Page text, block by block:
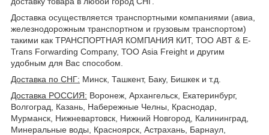
Доставка осуществляется транспортными компаниями (авиа,
железнодорожным транспортном и грузовым транспортом)
такими как ТРАНСПОРТНАЯ КОМПАНИЯ КИТ, ТОО ABT & E-
Trans Forwarding Company, ТОО Asia Freight и другим
удобным для Вас способом.
Доставка по СНГ: Минск, Ташкент, Баку, Бишкек и т.д.
Доставка РОССИЯ: Воронеж, Архангельск, Екатеринбург,
Волгоград, Казань, Набережные Челны, Краснодар,
Мурманск, Нижневартовск, Нижний Новгород, Калининград,
Минеральные воды, Красноярск, Астрахань, Барнаул,